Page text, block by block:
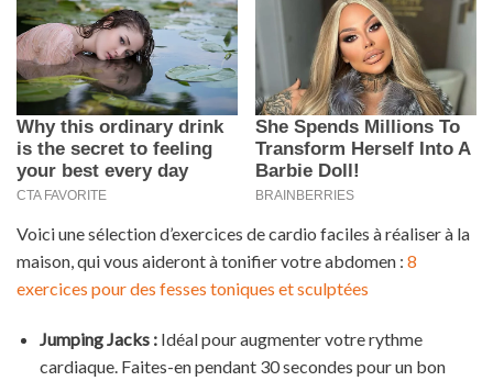
Voici une sélection d’exercices de cardio faciles à réaliser à la
maison, qui vous aideront à tonifier votre abdomen : 8
exercices pour des fesses toniques et sculptées
Jumping Jacks :Idéal pour augmenter votre rythme
cardiaque. Faites-en pendant 30 secondes pour un bon